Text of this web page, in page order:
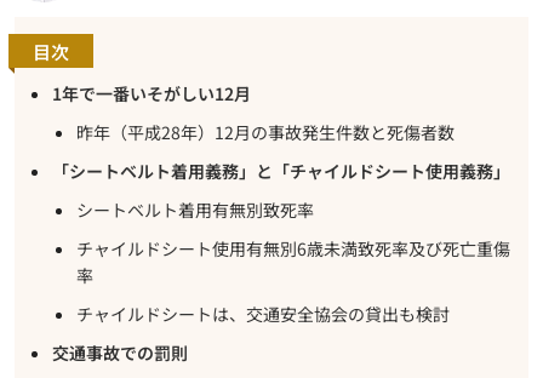
目次
1年で一番いそがしい12月
昨年（平成28年）12月の事故発生件数と死傷者数
「シートベルト着用義務」と「チャイルドシート使用義務」
シートベルト着用有無別致死率
チャイルドシート使用有無別6歳未満致死率及び死亡重傷
率
チャイルドシートは、交通安全協会の貸出も検討
交通事故での罰則